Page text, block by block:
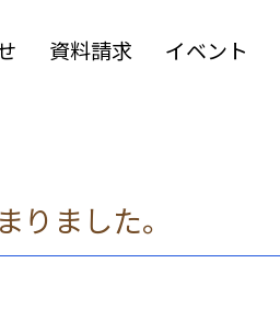
資料請求 イベント
りました。